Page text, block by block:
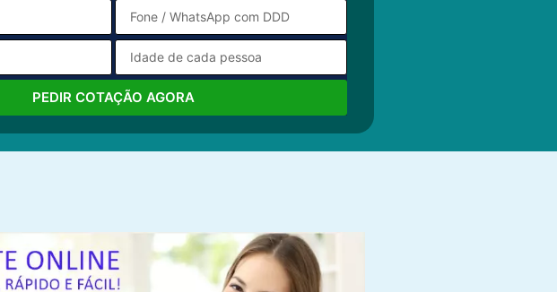
PEDIR COTAÇÃO AGORA